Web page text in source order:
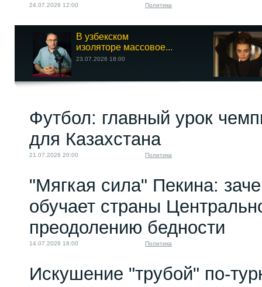
24.07.2026 12:00 Политика
В узбекском
изоляторе массовое...
23.07.2026 18:00
Футбол: главный урок
для Казахстана
21.07.2026 20:00 Политика
"Мягкая сила" Пекина:
обучает страны
преодолению бедности
14.07.2026 18:00 Политика
Искушение "трубой" по-